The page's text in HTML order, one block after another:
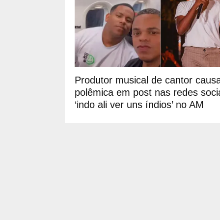
Produtor musical de cantor
polêmica em post nas redes
‘indo ali ver uns índios’ no AM